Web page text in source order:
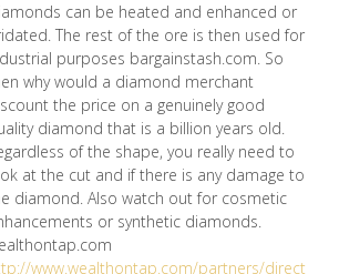
can be heated and enhanced or
The rest of the ore is then used for
purposes bargainstash.com. So
why would a diamond merchant
the price on a genuinely good
diamond that is a billion years old.
of the shape, you really need to
at the cut and if there is any damage to
diamond. Also watch out for cosmetic
or synthetic diamonds.
www.wealthontap.com/partners/direct